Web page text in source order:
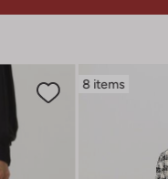
8 items